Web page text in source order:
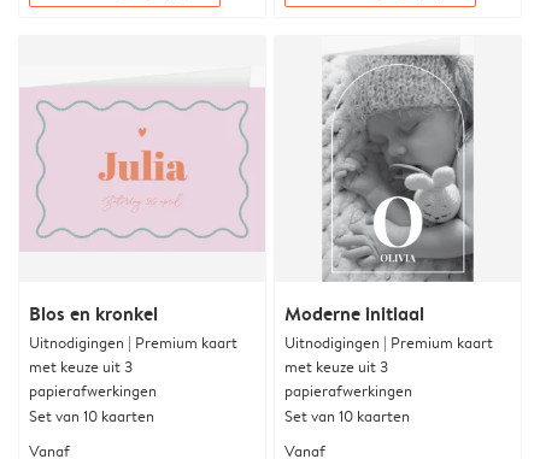
Blos en kronkel
Uitnodigingen | Premium kaart
met keuze uit 3
papierafwerkingen
Set van 10 kaarten
Vanaf
Moderne initiaal
Uitnodigingen | Premium kaart
met keuze uit 3
papierafwerkingen
Set van 10 kaarten
Vanaf